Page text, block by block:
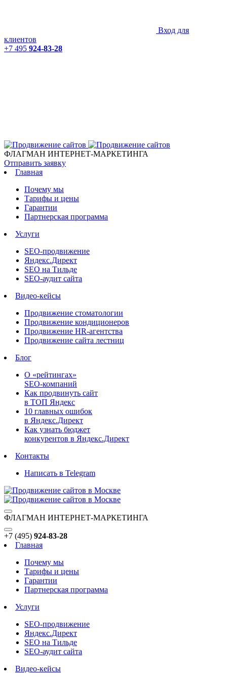
Вход для
клиентов
+7 495 924-83-28
ФЛАГМАН ИНТЕРНЕТ-МАРКЕТИНГА
Отправить заявку
Главная
Почему мы
Тарифы и цены
Гарантии
Партнерская программа
Услуги
SEO-продвижение
Яндекс.Директ
SEO на Тильде
SEO-аудит сайта
Видео-кейсы
Продвижение стоматологии
Продвижение кондиционеров
Продвижение HR-агентства
Продвижение сайта лестниц
Блог
О «рейтингах»
SEO-компаний
Как продвинуть сайт
в ТОП Яндекс
10 главных ошибок
в Яндекс.Директ
Как узнать бюджет
конкурентов в Яндекс.Директ
Контакты
Написать в Telegram
ФЛАГМАН ИНТЕРНЕТ-МАРКЕТИНГА
+7 (495) 924-83-28
Главная
Почему мы
Тарифы и цены
Гарантии
Партнерская программа
Услуги
SEO-продвижение
Яндекс.Директ
SEO на Тильде
SEO-аудит сайта
Видео-кейсы